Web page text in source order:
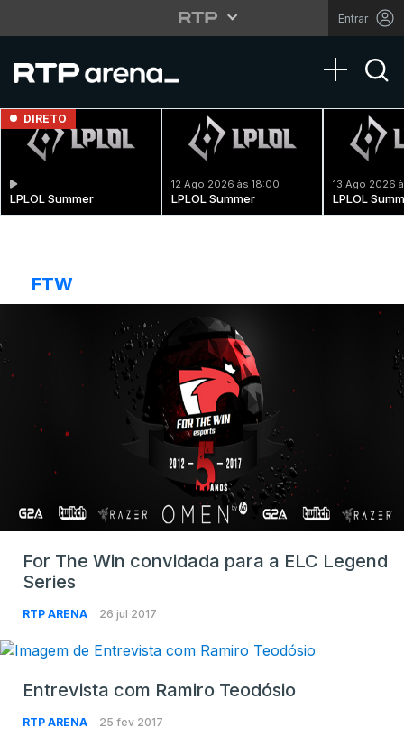
Entrar
Toggle
DIRETO
LPLOL Summer
12 Ago 2026 às 18:00
LPLOL Summer
13 Ago 2026
LPLOL
FTW
For The Win convidada para a ELC Legend
Series
RTP ARENA 26 jul 2017
Entrevista com Ramiro Teodósio
RTP ARENA 25 fev 2017